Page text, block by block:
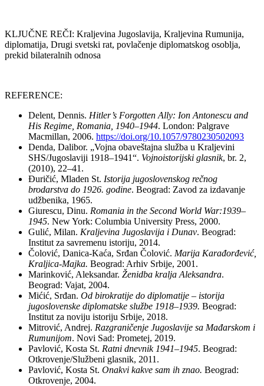
KLJUČNE REČI: Kraljevina Jugoslavija, Kraljevina Rumunija,
diplomatija, Drugi svetski rat, povlačenje diplomatskog osoblja,
prekid bilateralnih odnosa
REFERENCE:
Delent, Dennis. Hitler’s Forgotten Ally: Ion Antonescu and
His Regime, Romania, 1940–1944. London: Palgrave
Macmillan, 2006. https://doi.org/10.1057/9780230502093
Denda, Dalibor. „Vojna obaveštajna služba u Kraljevini
SHS/Jugoslaviji 1918–1941“. Vojnoistorijski glasnik, br. 2,
(2010), 22–41.
Đuričić, Mladen St. Istorija jugoslovenskog rečnog
brodarstva do 1926. godine. Beograd: Zavod za izdavanje
udžbenika, 1965.
Giurescu, Dinu. Romania in the Second World War:1939–
1945. New York: Columbia University Press, 2000.
Gulić, Milan. Kraljevina Jugoslavija i Dunav. Beograd:
Institut za savremenu istoriju, 2014.
Čolović, Danica-Kaća, Srđan Čolović. Marija Karađorđević,
Kraljica-Majka. Beograd: Arhiv Srbije, 2001.
Marinković, Aleksandar. Ženidba kralja Aleksandra.
Beograd: Vajat, 2004.
Mićić, Srđan. Od birokratije do diplomatije – istorija
jugoslovenske diplomatske službe 1918–1939. Beograd:
Institut za noviju istoriju Srbije, 2018.
Mitrović, Andrej. Razgraničenje Jugoslavije sa Mađarskom i
Rumunijom. Novi Sad: Prometej, 2019.
Pavlović, Kosta St. Ratni dnevnik 1941–1945. Beograd:
Otkrovenje/Službeni glasnik, 2011.
Pavlović, Kosta St. Onakvi kakve sam ih znao. Beograd:
Otkrovenje, 2004.